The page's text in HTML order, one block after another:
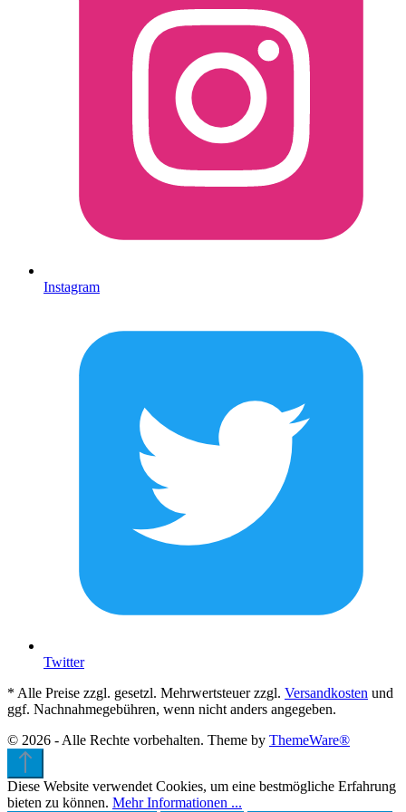
Instagram
Twitter
* Alle Preise zzgl. gesetzl. Mehrwertsteuer zzgl. Versandkosten und
ggf. Nachnahmegebühren, wenn nicht anders angegeben.
© 2026 - Alle Rechte vorbehalten. Theme by ThemeWare®
Diese Website verwendet Cookies, um eine bestmögliche Erfahrung
bieten zu können. Mehr Informationen ...